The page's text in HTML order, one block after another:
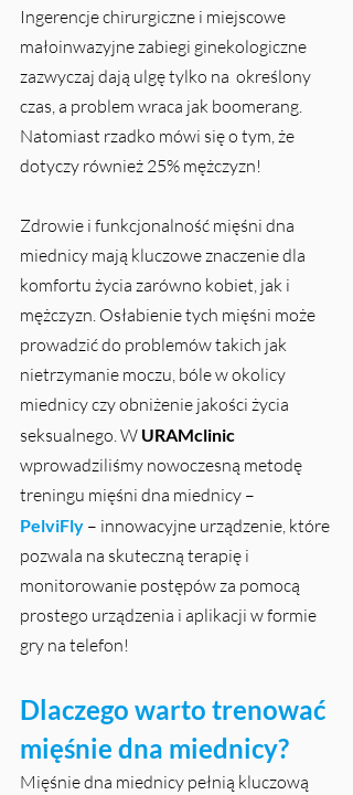
Ingerencje chirurgiczne i miejscowe
małoinwazyjne zabiegi ginekologiczne
zazwyczaj dają ulgę tylko na  określony
czas, a problem wraca jak boomerang.
Natomiast rzadko mówi się o tym, że
dotyczy również 25% mężczyzn!
Zdrowie i funkcjonalność mięśni dna
miednicy mają kluczowe znaczenie dla
komfortu życia zarówno kobiet, jak i
mężczyzn. Osłabienie tych mięśni może
prowadzić do problemów takich jak
nietrzymanie moczu, bóle w okolicy
miednicy czy obniżenie jakości życia
seksualnego. W URAMclinic
wprowadziliśmy nowoczesną metodę
treningu mięśni dna miednicy –
PelviFly – innowacyjne urządzenie, które
pozwala na skuteczną terapię i
monitorowanie postępów za pomocą
prostego urządzenia i aplikacji w formie
gry na telefon!
Dlaczego warto trenować
mięśnie dna miednicy?
Mięśnie dna miednicy pełnią kluczową